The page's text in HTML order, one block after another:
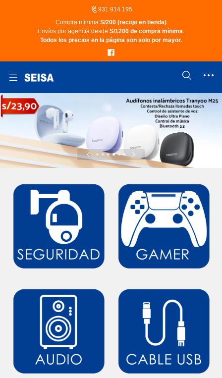
931 914 195
Compra mínima S/200 (recojo en tienda)
Envíos por agencia desde S/1200 de compra mínima.
Todos los precios en la página son solo por mayor.